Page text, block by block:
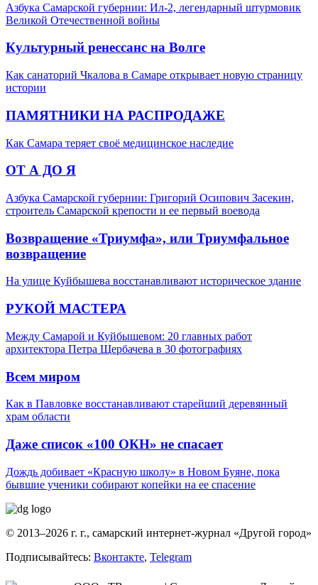
Азбука Самарской губернии: Ил-2, легендарный штурмовик
Великой Отечественной войны
Культурный ренессанс на Волге
Как санаторий Чкалова в Самаре открывает новую страницу
истории
ПАМЯТНИКИ НА РАСПРОДАЖЕ
Как Самара теряет своё медицинское наследие
ОТ А ДО Я
Азбука Самарской губернии: Григорий Осипович Засекин,
строитель Самарской крепости и ее первый воевода
Возвращение «Триумфа», или Триумфальное
возвращение
На улице Куйбышева восстанавливают историческое здание
РУКОЙ МАСТЕРА
Между Самарой и Куйбышевом: 20 главных работ
архитектора Петра Щербачева в 30 фотографиях
Всем миром
Как в Павловке восстанавливают старейший деревянный
храм области
Даже список «100 ОКН» не спасает
Дождь добивает «Красную школу» в Новом Буяне, пока
бывшие ученики собирают копейки на ее спасение
© 2013–2026 г. г., самарский интернет-журнал «Другой город»
Подписывайтесь: Вконтакте, Telegram